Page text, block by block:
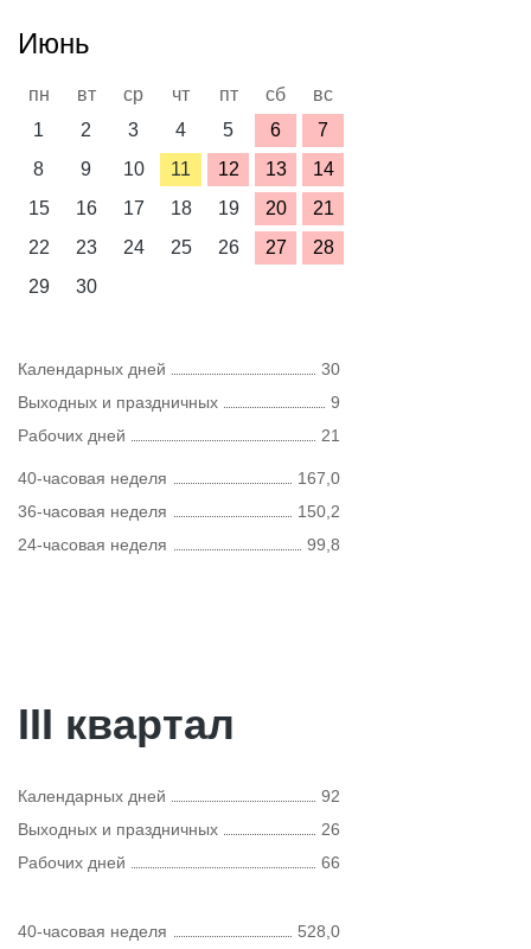
Июнь
пн вт ср чт пт сб
вс
1
2 3 4 5 6
7
8
9 10 11 12 13
14
15
16 17 18 19 20
21
22
23 24 25 26 27
28
29
30
Календарных дней
30
Выходных и праздничных
9
Рабочих дней
21
40-часовая неделя
167,0
36-часовая неделя
150,2
24-часовая неделя
99,8
III квартал
Календарных дней
92
Выходных и праздничных
26
Рабочих дней
66
40-часовая неделя 528,0